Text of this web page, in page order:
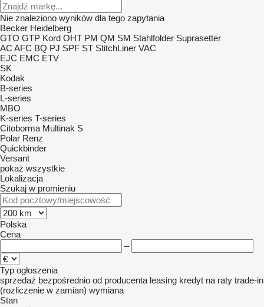
Nie znaleziono wyników dla tego zapytania
Becker Heidelberg
GTO GTP Kord OHT PM QM SM Stahlfolder Suprasetter
AC AFC BQ PJ SPF ST StitchLiner VAC
EJC EMC ETV
SK
Kodak
B-series
L-series
MBO
K-series T-series
Citoborma Multinak S
Polar Renz
Quickbinder
Versant
pokaż wszystkie
Lokalizacja
Szukaj w promieniu
Polska
Cena
–
Typ ogłoszenia
sprzedaż bezpośrednio od producenta leasing kredyt na raty trade-in
(rozliczenie w zamian) wymiana
Stan